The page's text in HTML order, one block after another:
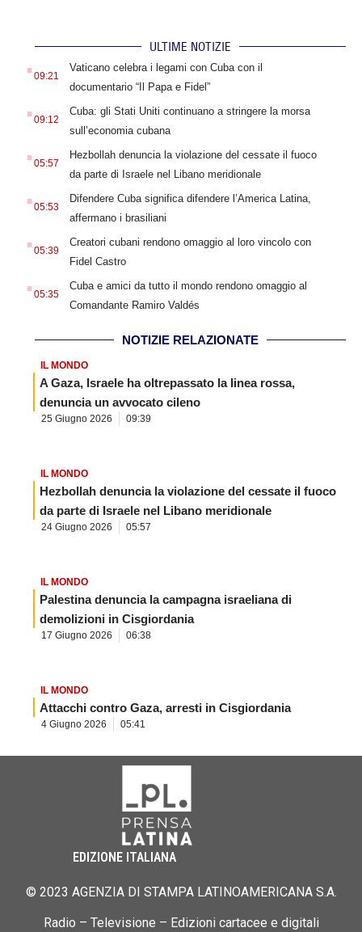
ULTIME NOTIZIE
. 09:21
Vaticano celebra i legami con Cuba con il
documentario “Il Papa e Fidel”
. 09:12
Cuba: gli Stati Uniti continuano a stringere la morsa
sull’economia cubana
. 05:57
Hezbollah denuncia la violazione del cessate il fuoco
da parte di Israele nel Libano meridionale
. 05:53
Difendere Cuba significa difendere l’America Latina,
affermano i brasiliani
. 05:39
Creatori cubani rendono omaggio al loro vincolo con
Fidel Castro
. 05:35
Cuba e amici da tutto il mondo rendono omaggio al
Comandante Ramiro Valdés
NOTIZIE RELAZIONATE
IL MONDO
A Gaza, Israele ha oltrepassato la linea rossa,
denuncia un avvocato cileno
25 Giugno 2026 09:39
IL MONDO
Hezbollah denuncia la violazione del cessate il fuoco
da parte di Israele nel Libano meridionale
24 Giugno 2026 05:57
IL MONDO
Palestina denuncia la campagna israeliana di
demolizioni in Cisgiordania
17 Giugno 2026 06:38
IL MONDO
Attacchi contro Gaza, arresti in Cisgiordania
4 Giugno 2026 05:41
EDIZIONE ITALIANA
© 2023 AGENZIA DI STAMPA LATINOAMERICANA S.A.
Radio – Televisione – Edizioni cartacee e digitali